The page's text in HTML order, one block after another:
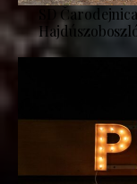
SD Čarodejnica